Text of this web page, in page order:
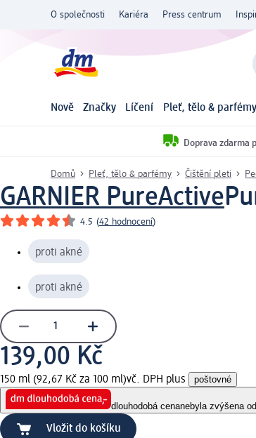
O společnosti Kariéra Press centrum
Nově Značky Líčení Pleť, tělo & parfémy
Doprava zdarma
Domů Pleť, tělo & parfémy Čištění pleti
GARNIER PureActive
4.5 (42 hodnocení)
proti akné
proti akné
139,00 Kč
150 ml (92,67 Kč za 100 ml)vč. DPH plus poštovné
dlouhodobá cenanebyla zvýšena
Vložit do košíku